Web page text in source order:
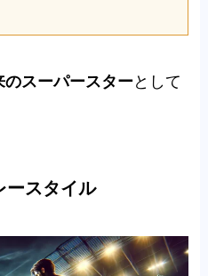
のスーパースターとして
ースタイル